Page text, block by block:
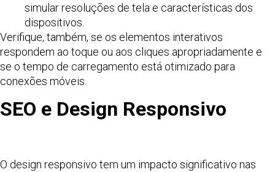
simular resoluções de tela e características dos
dispositivos.
Verifique, também, se os elementos interativos
respondem ao toque ou aos cliques apropriadamente e
se o tempo de carregamento está otimizado para
conexões móveis.
SEO e Design Responsivo
O design responsivo tem um impacto significativo nas